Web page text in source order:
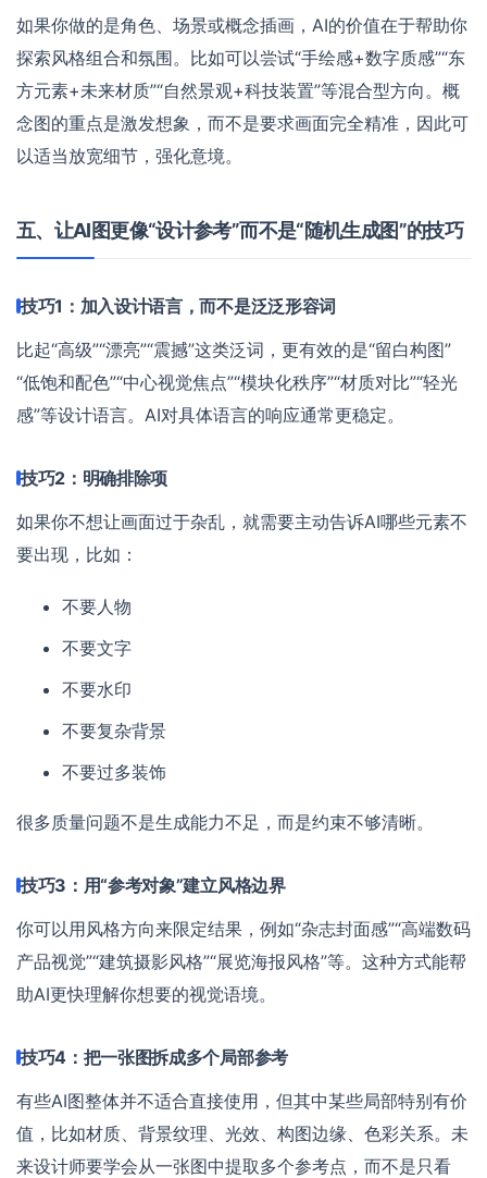
如果你做的是角色、场景或概念插画，AI的价值在于帮助你
探索风格组合和氛围。比如可以尝试“手绘感+数字质感”“东
方元素+未来材质”“自然景观+科技装置”等混合型方向。概
念图的重点是激发想象，而不是要求画面完全精准，因此可
以适当放宽细节，强化意境。
五、让AI图更像“设计参考”而不是“随机生成图”的技巧
技巧1：加入设计语言，而不是泛泛形容词
比起“高级”“漂亮”“震撼”这类泛词，更有效的是“留白构图”
“低饱和配色”“中心视觉焦点”“模块化秩序”“材质对比”“轻光
感”等设计语言。AI对具体语言的响应通常更稳定。
技巧2：明确排除项
如果你不想让画面过于杂乱，就需要主动告诉AI哪些元素不
要出现，比如：
不要人物
不要文字
不要水印
不要复杂背景
不要过多装饰
很多质量问题不是生成能力不足，而是约束不够清晰。
技巧3：用“参考对象”建立风格边界
你可以用风格方向来限定结果，例如“杂志封面感”“高端数码
产品视觉”“建筑摄影风格”“展览海报风格”等。这种方式能帮
助AI更快理解你想要的视觉语境。
技巧4：把一张图拆成多个局部参考
有些AI图整体并不适合直接使用，但其中某些局部特别有价
值，比如材质、背景纹理、光效、构图边缘、色彩关系。未
来设计师要学会从一张图中提取多个参考点，而不是只看